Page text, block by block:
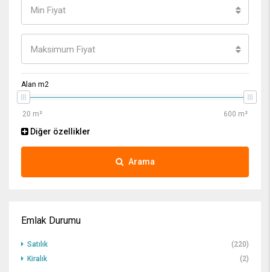
Min Fiyat
Maksimum Fiyat
Alan m2
Diğer özellikler
Arama
Emlak Durumu
Satılık
(220)
Kiralık
(2)